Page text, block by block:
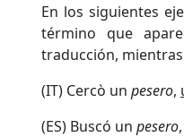
En los siguientes
término que
traducción,
(IT) Cercò un pesero,
(ES) Buscó un pesero,